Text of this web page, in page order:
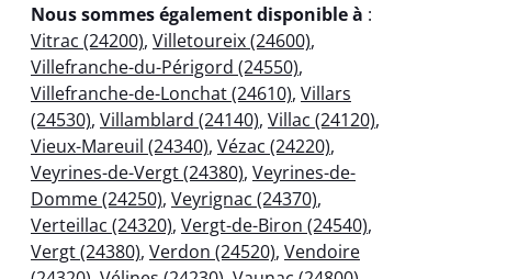
Nous sommes également disponible à :
Vitrac (24200), Villetoureix (24600),
Villefranche-du-Périgord (24550),
Villefranche-de-Lonchat (24610), Villars
(24530), Villamblard (24140), Villac (24120),
Vieux-Mareuil (24340), Vézac (24220),
Veyrines-de-Vergt (24380), Veyrines-de-
Domme (24250), Veyrignac (24370),
Verteillac (24320), Vergt-de-Biron (24540),
Vergt (24380), Verdon (24520), Vendoire